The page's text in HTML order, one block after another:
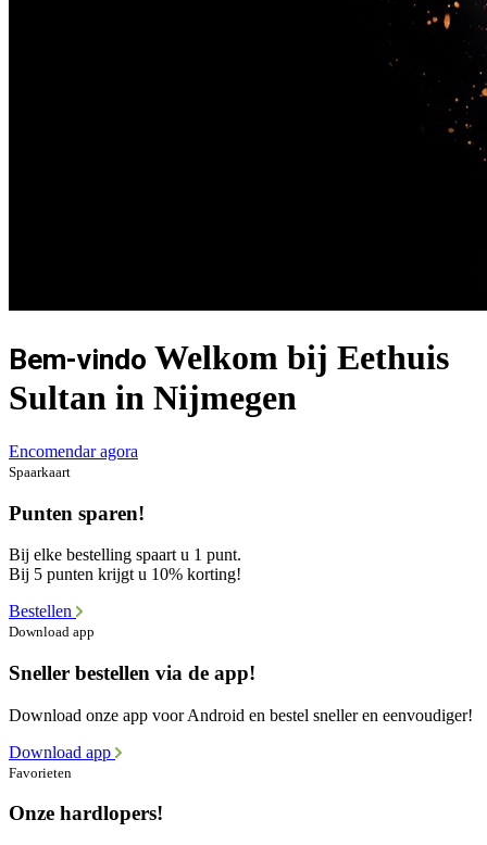
Bem-vindo Welkom bij Eethuis
Sultan in Nijmegen
Encomendar agora
Spaarkaart
Punten sparen!
Bij elke bestelling spaart u 1 punt.
Bij 5 punten krijgt u 10% korting!
Bestellen
Download app
Sneller bestellen via de app!
Download onze app voor Android en bestel sneller en eenvoudiger!
Download app
Favorieten
Onze hardlopers!